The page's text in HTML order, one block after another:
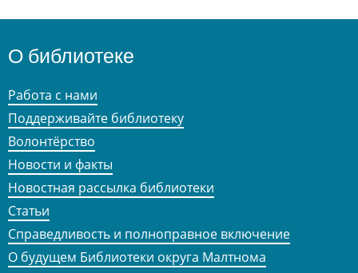
О библиотеке
Работа с нами
Поддерживайте библиотеку
Волонтёрство
Новости и факты
Новостная рассылка библиотеки
Статьи
Справедливость и полноправное включение
О будущем Библиотеки округа Малтнома